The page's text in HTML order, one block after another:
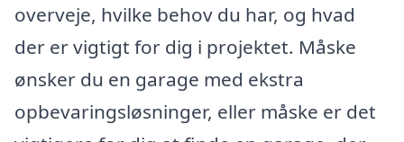
overveje, hvilke behov du har, og hvad
der er vigtigt for dig i projektet. Måske
ønsker du en garage med ekstra
opbevaringsløsninger, eller måske er det